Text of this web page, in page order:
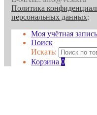
Политика
персональных данных;
Моя учётная запись
Поиск
Искать:
Корзина 0